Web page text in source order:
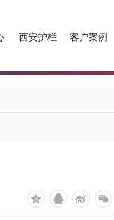
西安护栏 客户案例